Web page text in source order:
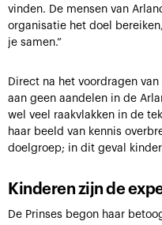
vinden. De mensen van
organisatie het doel
je samen.”
Direct na het voordragen
aan geen aandelen in de
wel veel raakvlakken in de
haar beeld van kennis
doelgroep; in dit geval
Kinderen zijn de
De Prinses begon haar